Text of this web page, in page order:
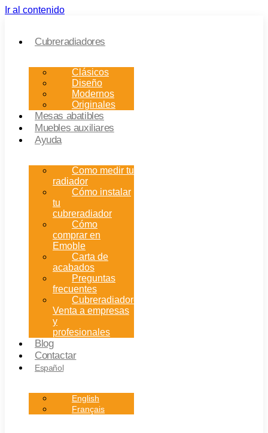
Ir al contenido
Cubreradiadores
Clásicos
Diseño
Modernos
Originales
Mesas abatibles
Muebles auxiliares
Ayuda
Como medir tu
radiador
Cómo instalar
tu
cubreradiador
Cómo
comprar en
Emoble
Carta de
acabados
Preguntas
frecuentes
Cubreradiadores:
Venta a empresas
y
profesionales
Blog
Contactar
Español
English
Français